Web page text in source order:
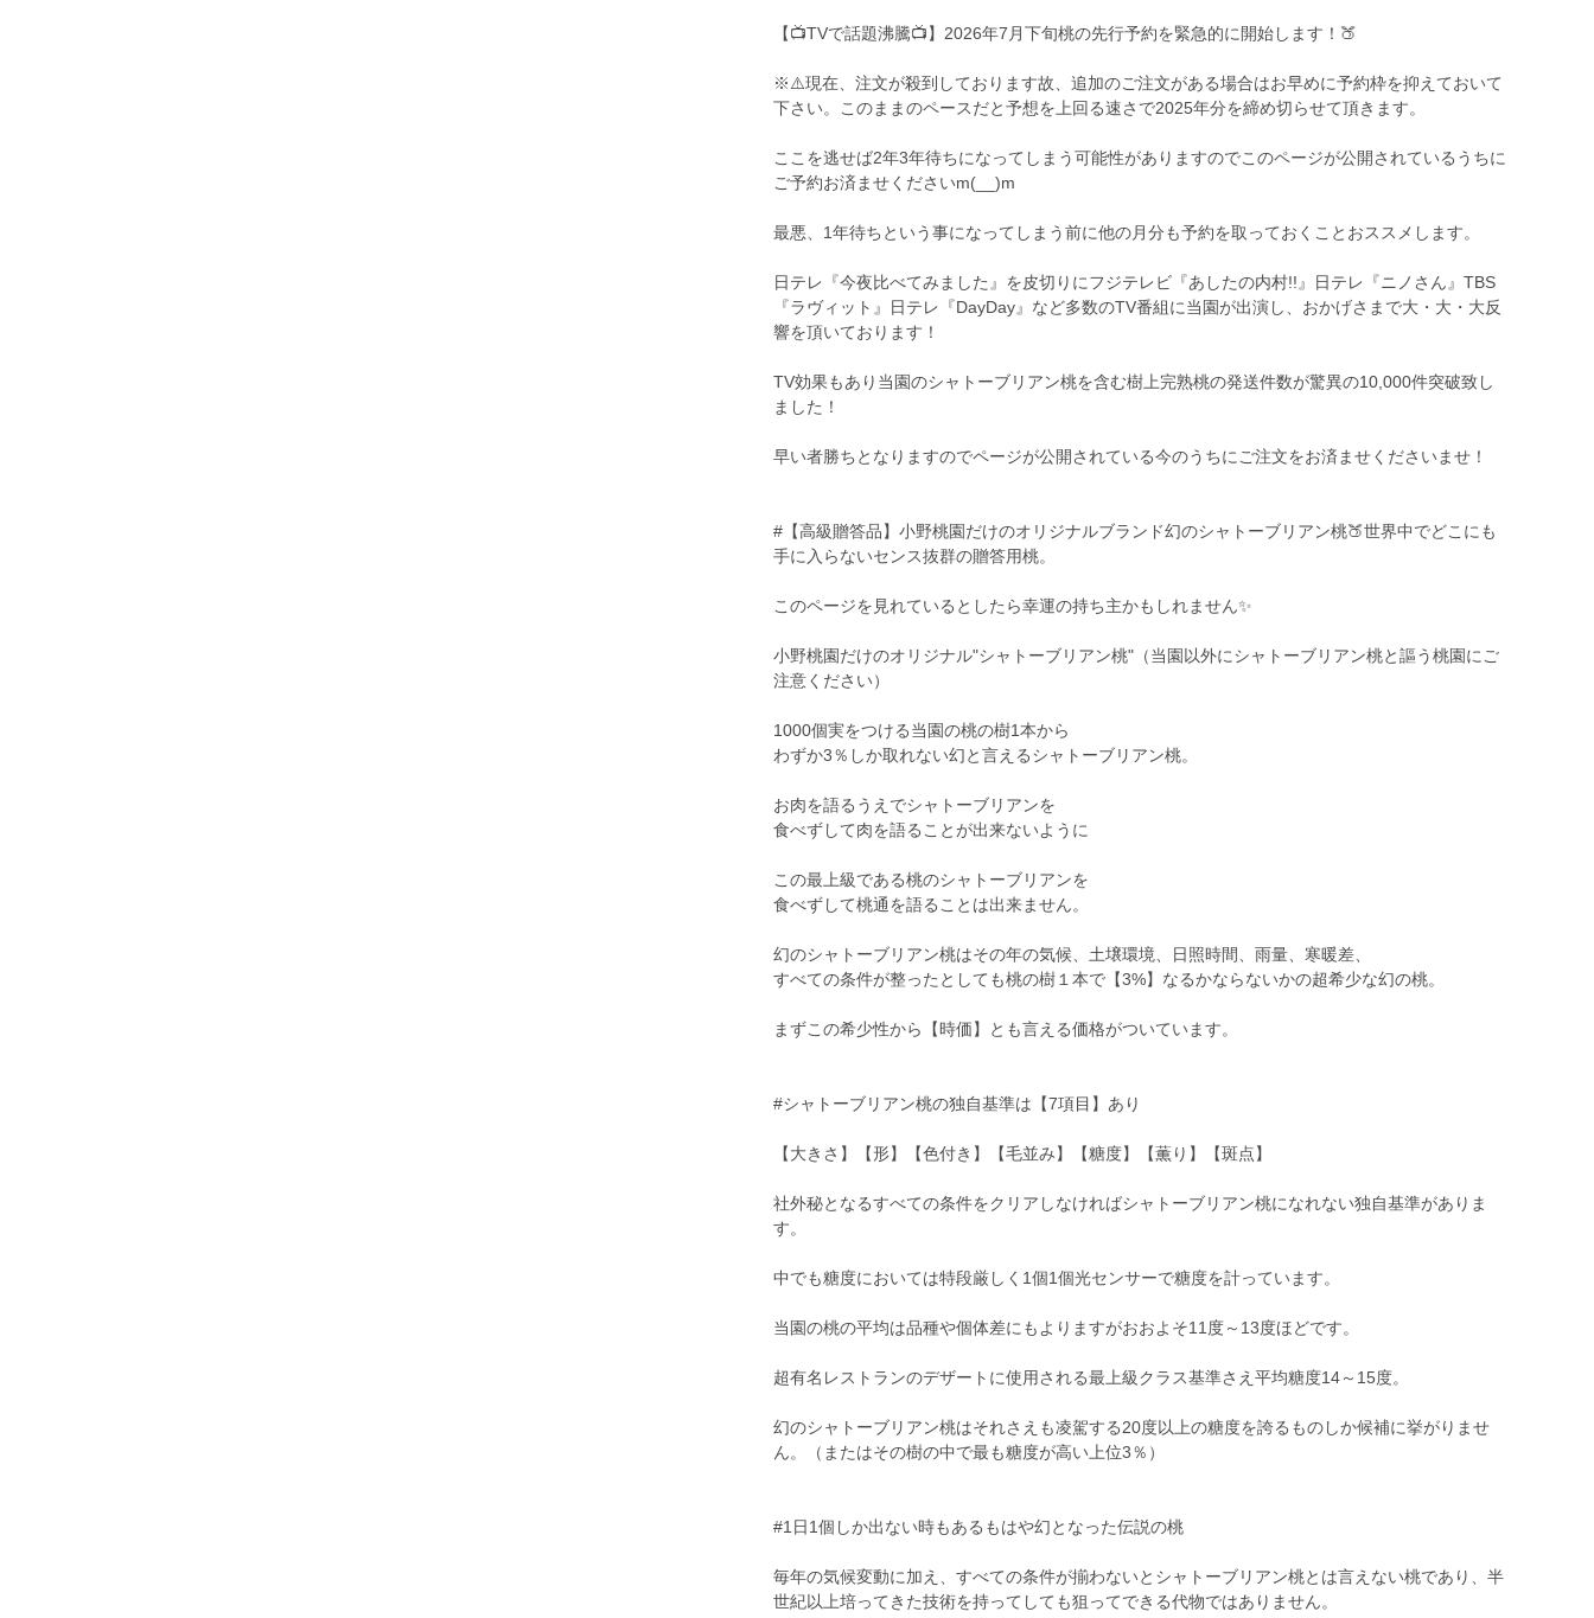
【📺TVで話題沸騰📺】2026年7月下旬桃の先行予約を緊急的に開始します！🍑
※⚠️現在、注文が殺到しております故、追加のご注文がある場合はお早めに予約枠を抑えておいて
下さい。このままのペースだと予想を上回る速さで2025年分を締め切らせて頂きます。
ここを逃せば2年3年待ちになってしまう可能性がありますのでこのページが公開されているうちに
ご予約お済ませくださいm(__)m
最悪、1年待ちという事になってしまう前に他の月分も予約を取っておくことおススメします。
日テレ『今夜比べてみました』を皮切りにフジテレビ『あしたの内村!!』日テレ『ニノさん』TBS
『ラヴィット』日テレ『DayDay』など多数のTV番組に当園が出演し、おかげさまで大・大・大反
響を頂いております！
TV効果もあり当園のシャトーブリアン桃を含む樹上完熟桃の発送件数が驚異の10,000件突破致し
ました！
早い者勝ちとなりますのでページが公開されている今のうちにご注文をお済ませくださいませ！
#【高級贈答品】小野桃園だけのオリジナルブランド幻のシャトーブリアン桃🍑世界中でどこにも
手に入らないセンス抜群の贈答用桃。
このページを見れているとしたら幸運の持ち主かもしれません✨
小野桃園だけのオリジナル"シャトーブリアン桃"（当園以外にシャトーブリアン桃と謳う桃園にご
注意ください）
1000個実をつける当園の桃の樹1本から
わずか3％しか取れない幻と言えるシャトーブリアン桃。
お肉を語るうえでシャトーブリアンを
食べずして肉を語ることが出来ないように
この最上級である桃のシャトーブリアンを
食べずして桃通を語ることは出来ません。
幻のシャトーブリアン桃はその年の気候、土壌環境、日照時間、雨量、寒暖差、
すべての条件が整ったとしても桃の樹１本で【3%】なるかならないかの超希少な幻の桃。
まずこの希少性から【時価】とも言える価格がついています。
#シャトーブリアン桃の独自基準は【7項目】あり
【大きさ】【形】【色付き】【毛並み】【糖度】【薫り】【斑点】
社外秘となるすべての条件をクリアしなければシャトーブリアン桃になれない独自基準がありま
す。
中でも糖度においては特段厳しく1個1個光センサーで糖度を計っています。
当園の桃の平均は品種や個体差にもよりますがおおよそ11度～13度ほどです。
超有名レストランのデザートに使用される最上級クラス基準さえ平均糖度14～15度。
幻のシャトーブリアン桃はそれさえも凌駕する20度以上の糖度を誇るものしか候補に挙がりませ
ん。（またはその樹の中で最も糖度が高い上位3％）
#1日1個しか出ない時もあるもはや幻となった伝説の桃
毎年の気候変動に加え、すべての条件が揃わないとシャトーブリアン桃とは言えない桃であり、半
世紀以上培ってきた技術を持ってしても狙ってできる代物ではありません。